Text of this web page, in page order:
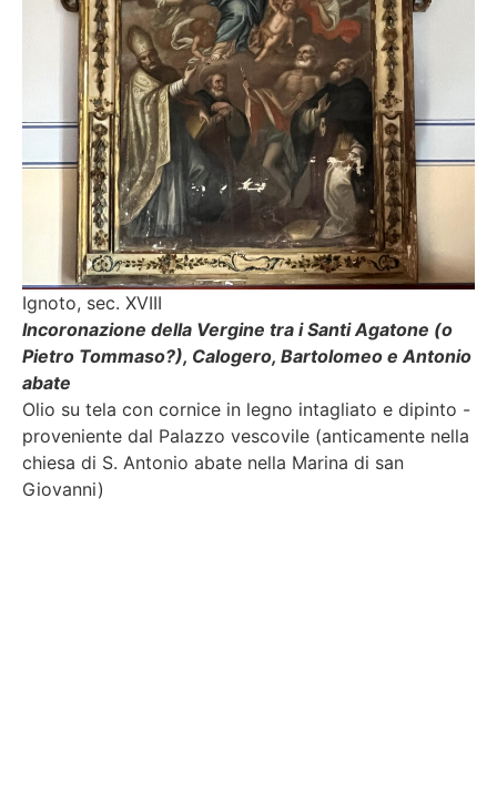
Ignoto, sec. XVIII
Incoronazione della Vergine tra i Santi Agatone (o
Pietro Tommaso?), Calogero, Bartolomeo e Antonio
abate
Olio su tela con cornice in legno intagliato e dipinto -
proveniente dal Palazzo vescovile (anticamente nella
chiesa di S. Antonio abate nella Marina di san
Giovanni)